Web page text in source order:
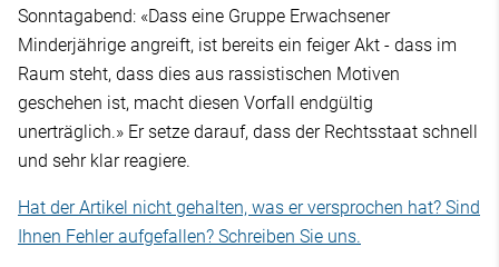
Sonntagabend: «Dass eine Gruppe Erwachsener
Minderjährige angreift, ist bereits ein feiger Akt - dass im
Raum steht, dass dies aus rassistischen Motiven
geschehen ist, macht diesen Vorfall endgültig
unerträglich.» Er setze darauf, dass der Rechtsstaat schnell
und sehr klar reagiere.
Hat der Artikel nicht gehalten, was er versprochen hat? Sind
Ihnen Fehler aufgefallen? Schreiben Sie uns.